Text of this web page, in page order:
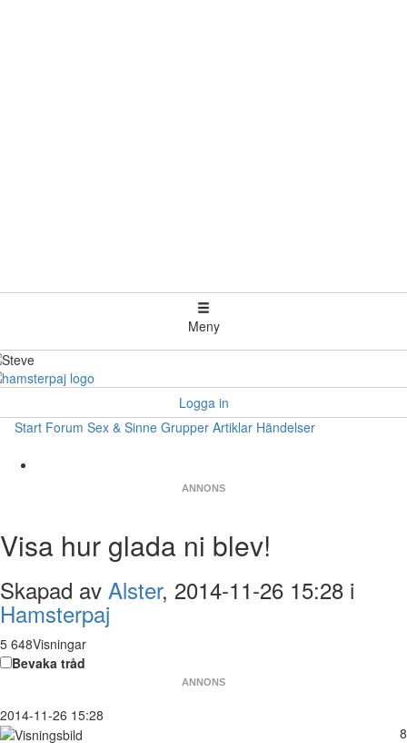
Meny
Logga in
Start Forum Sex & Sinne Grupper Artiklar Händelser
ANNONS
Visa hur glada ni blev!
Skapad av Alster, 2014-11-26 15:28 i
Hamsterpaj
5 648Visningar
Bevaka tråd
ANNONS
2014-11-26 15:28
8